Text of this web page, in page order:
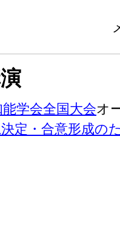
学会全国大会オ
定・合意形成の